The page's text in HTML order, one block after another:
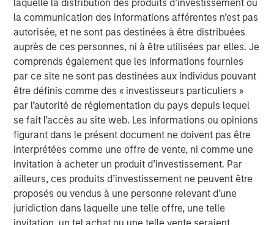
laquelle la distribution des produits d’investissement ou
la communication des informations afférentes n’est pas
autorisée, et ne sont pas destinées à être distribuées
auprès de ces personnes, ni à être utilisées par elles. Je
comprends également que les informations fournies
par ce site ne sont pas destinées aux individus pouvant
être définis comme des « investisseurs particuliers »
par l’autorité de réglementation du pays depuis lequel
se fait l’accès au site web. Les informations ou opinions
figurant dans le présent document ne doivent pas être
interprétées comme une offre de vente, ni comme une
invitation à acheter un produit d’investissement. Par
ailleurs, ces produits d’investissement ne peuvent être
proposés ou vendus à une personne relevant d’une
juridiction dans laquelle une telle offre, une telle
Download – India: Bystander in the
Trailblazing AI Rally
Équipe Actions Marchés Émergents
The Emerging Markets Equity team combines deep
expertise and local presence in global markets with an
integrated top-down and bottom-up investment approach
to invest in core and growth-oriented portfolios across
non-U.S. markets.
Idées liées